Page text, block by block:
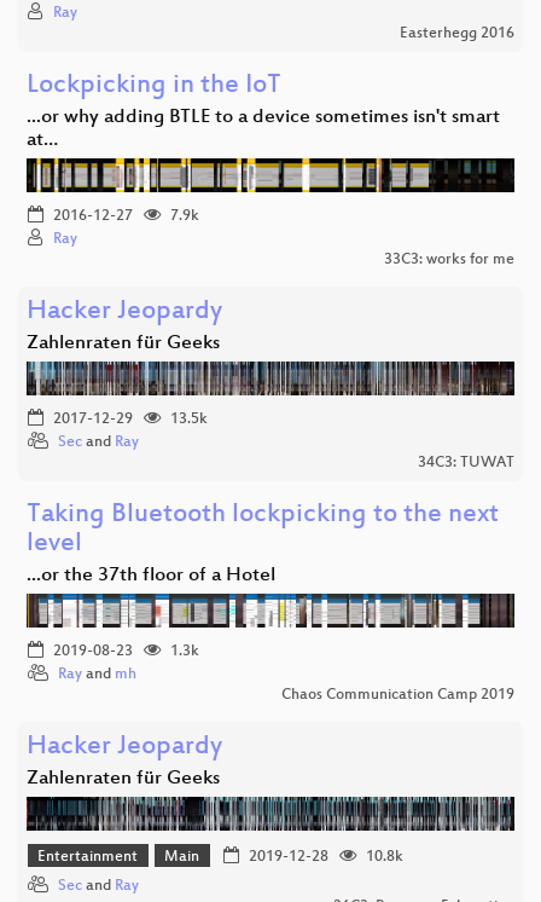
Ray
Easterhegg 2016
Lockpicking in the IoT
...or why adding BTLE to a device sometimes isn't smart
at…
2016-12-27
7.9k
Ray
33C3: works for me
Hacker Jeopardy
Zahlenraten für Geeks
2017-12-29
13.5k
Sec and Ray
34C3: TUWAT
Taking Bluetooth lockpicking to the next
level
...or the 37th floor of a Hotel
2019-08-23
1.3k
Ray and mh
Chaos Communication Camp 2019
Hacker Jeopardy
Zahlenraten für Geeks
Entertainment Main 2019-12-28
10.8k
Sec and Ray